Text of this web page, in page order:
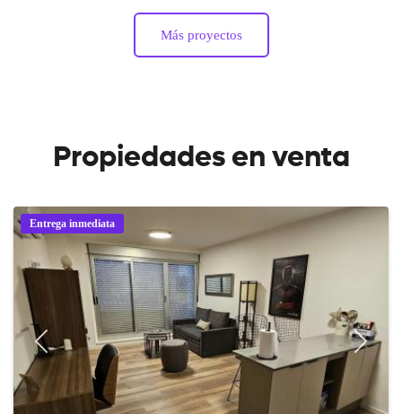
Más proyectos
Propiedades en venta
Entrega inmediata
Previous Next